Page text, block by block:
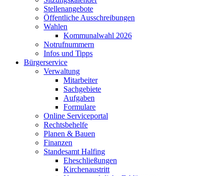
Stellenangebote
Öffentliche Ausschreibungen
Wahlen
Kommunalwahl 2026
Notrufnummern
Infos und Tipps
Bürgerservice
Verwaltung
Mitarbeiter
Sachgebiete
Aufgaben
Formulare
Online Serviceportal
Rechtsbehelfe
Planen & Bauen
Finanzen
Standesamt Halfing
Eheschließungen
Kirchenaustritt